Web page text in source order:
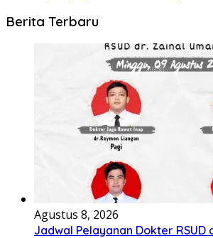
Berita Terbaru
Agustus 8, 2026
Jadwal Pelayanan Dokter RSUD